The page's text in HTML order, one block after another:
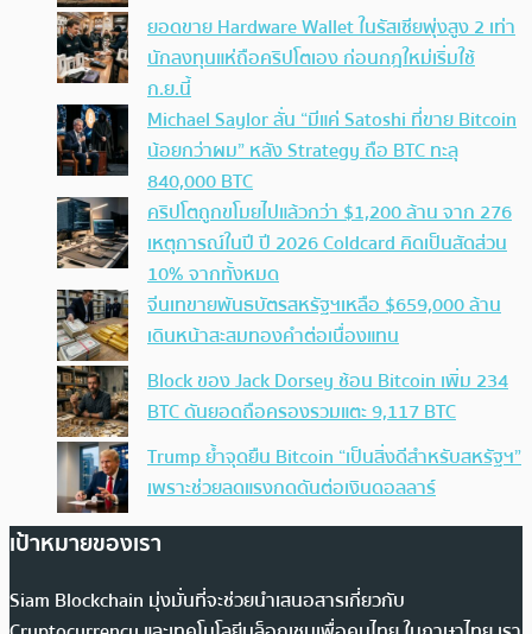
ยอดขาย Hardware Wallet ในรัสเซียพุ่งสูง 2 เท่า
นักลงทุนแห่ถือคริปโตเอง ก่อนกฎใหม่เริ่มใช้
ก.ย.นี้
Michael Saylor ลั่น “มีแค่ Satoshi ที่ขาย Bitcoin
น้อยกว่าผม” หลัง Strategy ถือ BTC ทะลุ
840,000 BTC
คริปโตถูกขโมยไปแล้วกว่า $1,200 ล้าน จาก 276
เหตุการณ์ในปี ปี 2026 Coldcard คิดเป็นสัดส่วน
10% จากทั้งหมด
จีนเทขายพันธบัตรสหรัฐฯเหลือ $659,000 ล้าน
เดินหน้าสะสมทองคำต่อเนื่องแทน
Block ของ Jack Dorsey ช้อน Bitcoin เพิ่ม 234
BTC ดันยอดถือครองรวมแตะ 9,117 BTC
Trump ย้ำจุดยืน Bitcoin “เป็นสิ่งดีสำหรับสหรัฐฯ”
เพราะช่วยลดแรงกดดันต่อเงินดอลลาร์
เป้าหมายของเรา
Siam Blockchain มุ่งมั่นที่จะช่วยนำเสนอสารเกี่ยวกับ